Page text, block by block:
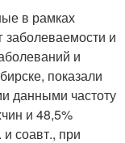
в рамках
и
и
показали
данными частоту
и 48,5%
соавт., при